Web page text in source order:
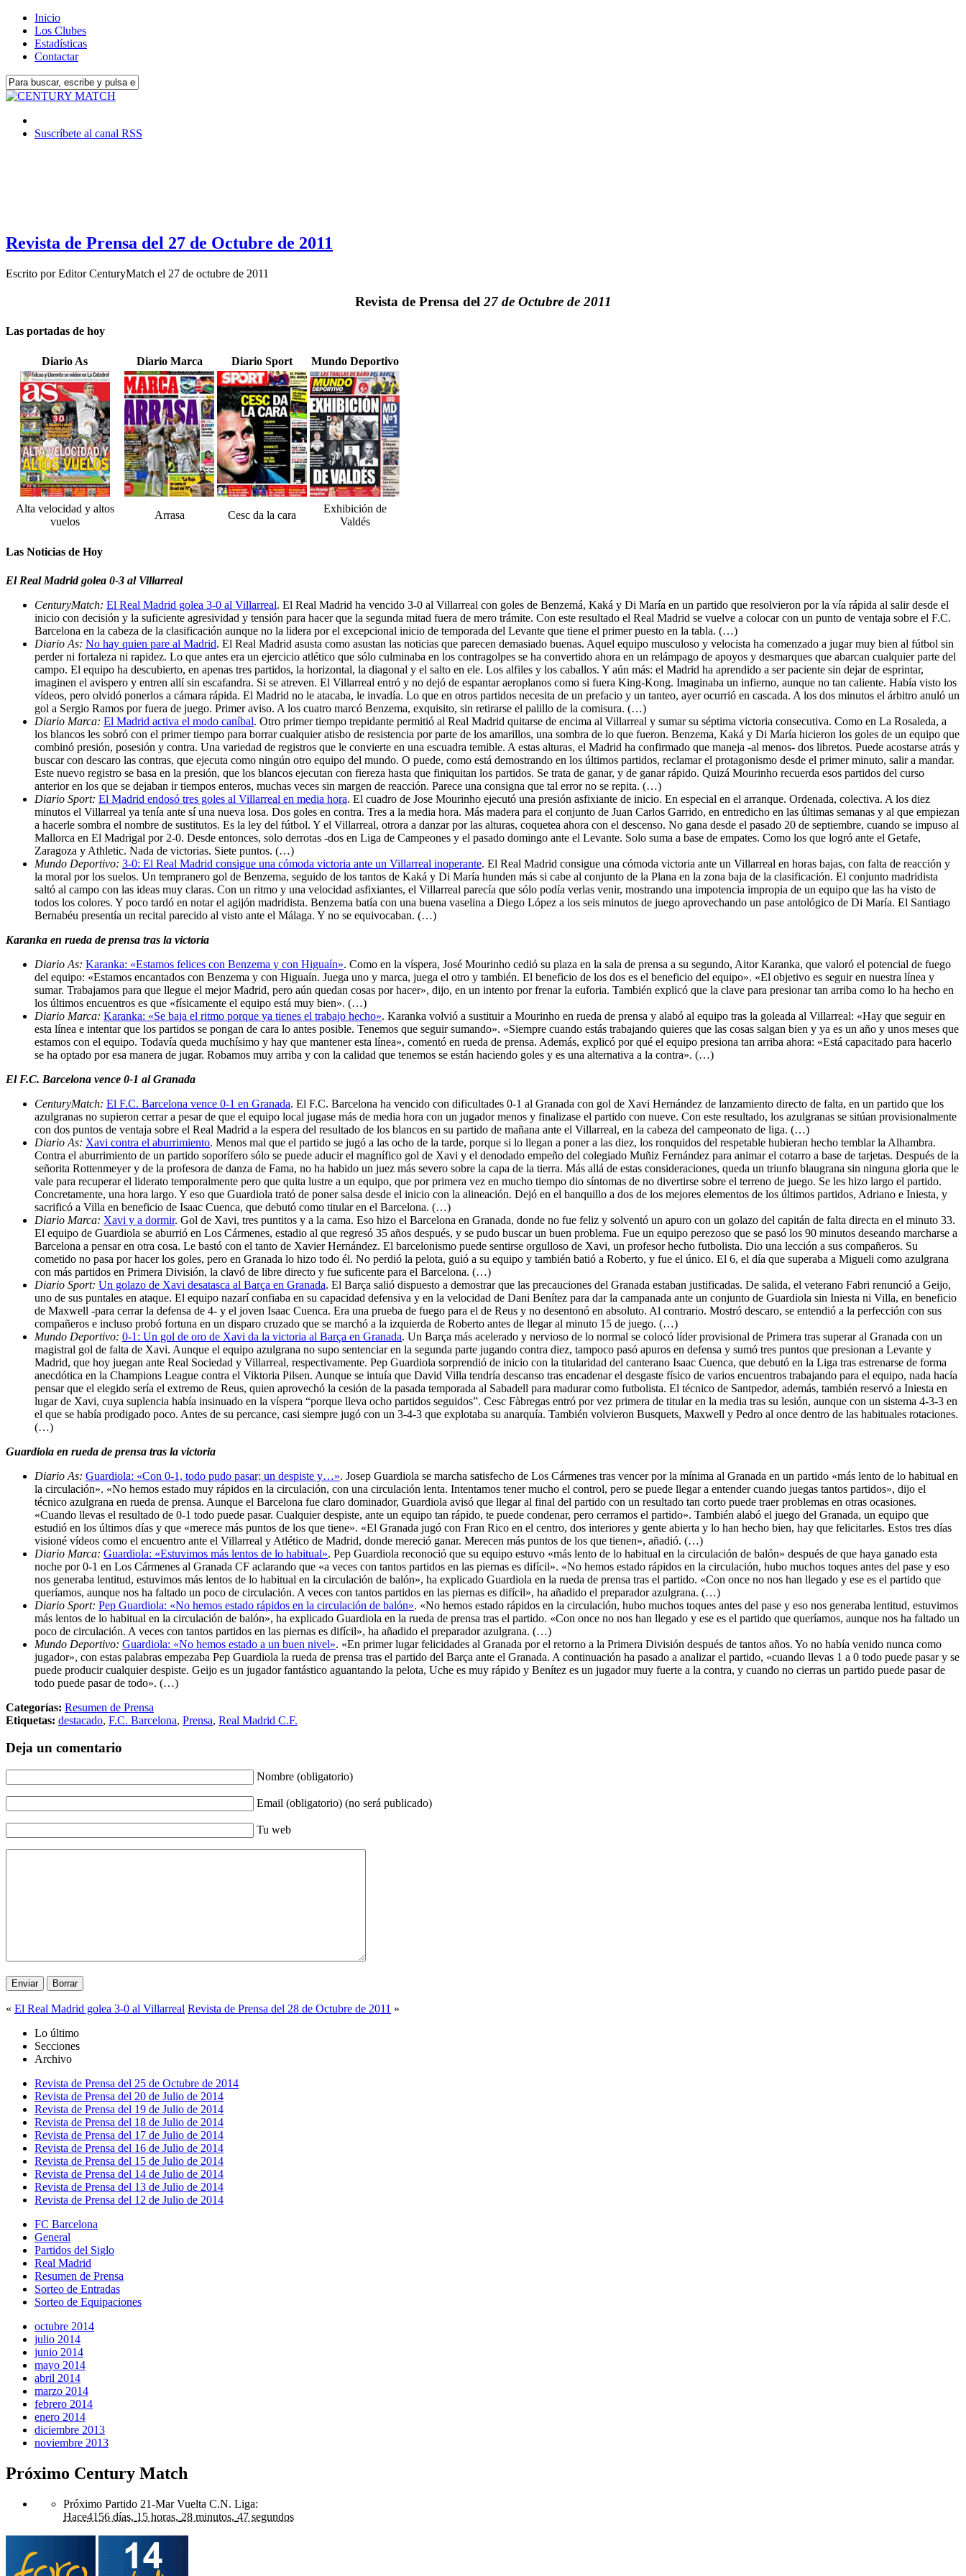
Inicio
Los Clubes
Estadísticas
Contactar
Suscríbete al canal RSS
Revista de Prensa del 27 de Octubre de 2011
Escrito porEditor CenturyMatch el 27 de octubre de 2011
Revista de Prensa del 27 de Octubre de 2011
Las portadas de hoy
Diario As Diario Marca Diario Sport Mundo Deportivo
Alta velocidad y altos
vuelos
Arrasa Cesc da la cara
Exhibición de
Valdés
Las Noticias de Hoy
El Real Madrid golea 0-3 al Villarreal
CenturyMatch: El Real Madrid golea 3-0 al Villarreal. El Real Madrid ha vencido 3-0 al Villarreal con goles de Benzemá, Kaká y Di María en un partido que resolvieron por la vía rápida al salir desde el
inicio con decisión y la suficiente agresividad y tensión para hacer que la segunda mitad fuera de mero trámite. Con este resultado el Real Madrid se vuelve a colocar con un punto de ventaja sobre el F.C.
Barcelona en la cabeza de la clasificación aunque no la lidera por el excepcional inicio de temporada del Levante que tiene el primer puesto en la tabla. (…)
Diario As: No hay quien pare al Madrid. El Real Madrid asusta como asustan las noticias que parecen demasiado buenas. Aquel equipo musculoso y velocista ha comenzado a jugar muy bien al fútbol sin
perder ni fortaleza ni rapidez. Lo que antes era un ejercicio atlético que sólo culminaba en los contragolpes se ha convertido ahora en un relámpago de apoyos y desmarques que abarcan cualquier parte del
campo. El equipo ha descubierto, en apenas tres partidos, la horizontal, la diagonal y el salto en ele. Los alfiles y los caballos. Y aún más: el Madrid ha aprendido a ser paciente sin dejar de esprintar,
imaginen el avispero y entren allí sin escafandra. Si se atreven. El Villarreal entró y no dejó de espantar aeroplanos como si fuera King-Kong. Imaginaba un infierno, aunque no tan caliente. Había visto los
vídeos, pero olvidó ponerlos a cámara rápida. El Madrid no le atacaba, le invadía. Lo que en otros partidos necesita de un prefacio y un tanteo, ayer ocurrió en cascada. A los dos minutos el árbitro anuló un
gol a Sergio Ramos por fuera de juego. Primer aviso. A los cuatro marcó Benzema, exquisito, sin retirarse el palillo de la comisura. (…)
Diario Marca: El Madrid activa el modo caníbal. Otro primer tiempo trepidante permitió al Real Madrid quitarse de encima al Villarreal y sumar su séptima victoria consecutiva. Como en La Rosaleda, a
los blancos les sobró con el primer tiempo para borrar cualquier atisbo de resistencia por parte de los amarillos, una sombra de lo que fueron. Benzema, Kaká y Di María hicieron los goles de un equipo que
combinó presión, posesión y contra. Una variedad de registros que le convierte en una escuadra temible. A estas alturas, el Madrid ha confirmado que maneja -al menos- dos libretos. Puede acostarse atrás y
buscar con descaro las contras, que ejecuta como ningún otro equipo del mundo. O puede, como está demostrando en los últimos partidos, reclamar el protagonismo desde el primer minuto, salir a mandar.
Este nuevo registro se basa en la presión, que los blancos ejecutan con fiereza hasta que finiquitan los partidos. Se trata de ganar, y de ganar rápido. Quizá Mourinho recuerda esos partidos del curso
anterior en los que se dejaban ir tiempos enteros, muchas veces sin margen de reacción. Parece una consigna que tal error no se repita. (…)
Diario Sport: El Madrid endosó tres goles al Villarreal en media hora. El cuadro de Jose Mourinho ejecutó una presión asfixiante de inicio. En especial en el arranque. Ordenada, colectiva. A los diez
minutos el Villarreal ya tenía ante sí una nueva losa. Dos goles en contra. Tres a la media hora. Más madera para el conjunto de Juan Carlos Garrido, en entredicho en las últimas semanas y al que empiezan
a hacerle sombra el nombre de sustitutos. Es la ley del fútbol. Y el Villarreal, otrora a danzar por las alturas, coquetea ahora con el descenso. No gana desde el pasado 20 de septiembre, cuando se impuso al
Mallorca en El Madrigal por 2-0. Desde entonces, solo derrotas -dos en Liga de Campeones y el pasado domingo ante el Levante. Solo suma a base de empates. Como los que logró ante el Getafe,
Zaragoza y Athletic. Nada de victorias. Siete puntos. (…)
Mundo Deportivo: 3-0: El Real Madrid consigue una cómoda victoria ante un Villarreal inoperante. El Real Madrid consigue una cómoda victoria ante un Villarreal en horas bajas, con falta de reacción y
la moral por los suelos. Un tempranero gol de Benzema, seguido de los tantos de Kaká y Di María hunden más si cabe al conjunto de la Plana en la zona baja de la clasificación. El conjunto madridista
saltó al campo con las ideas muy claras. Con un ritmo y una velocidad asfixiantes, el Villarreal parecía que sólo podía verlas venir, mostrando una impotencia impropia de un equipo que las ha visto de
todos los colores. Y poco tardó en notar el agijón madridista. Benzema batía con una buena vaselina a Diego López a los seis minutos de juego aprovechando un pase antológico de Di María. El Santiago
Bernabéu presentía un recital parecido al visto ante el Málaga. Y no se equivocaban. (…)
Karanka en rueda de prensa tras la victoria
Diario As: Karanka: «Estamos felices con Benzema y con Higuaín». Como en la víspera, José Mourinho cedió su plaza en la sala de prensa a su segundo, Aitor Karanka, que valoró el potencial de fuego
del equipo: «Estamos encantados con Benzema y con Higuaín. Juega uno y marca, juega el otro y también. El beneficio de los dos es el beneficio del equipo». «El objetivo es seguir en nuestra línea y
sumar. Trabajamos para que llegue el mejor Madrid, pero aún quedan cosas por hacer», dijo, en un intento por frenar la euforia. También explicó que la clave para presionar tan arriba como lo ha hecho en
los últimos encuentros es que «físicamente el equipo está muy bien». (…)
Diario Marca: Karanka: «Se baja el ritmo porque ya tienes el trabajo hecho». Karanka volvió a sustituir a Mourinho en rueda de prensa y alabó al equipo tras la goleada al Villarreal: «Hay que seguir en
esta línea e intentar que los partidos se pongan de cara lo antes posible. Tenemos que seguir sumando». «Siempre cuando estás trabajando quieres que las cosas salgan bien y ya es un año y unos meses que
estamos con el equipo. Todavía queda muchísimo y hay que mantener esta línea», comentó en rueda de prensa. Además, explicó por qué el equipo presiona tan arriba ahora: «Está capacitado para hacerlo
se ha optado por esa manera de jugar. Robamos muy arriba y con la calidad que tenemos se están haciendo goles y es una alternativa a la contra». (…)
El F.C. Barcelona vence 0-1 al Granada
CenturyMatch: El F.C. Barcelona vence 0-1 en Granada. El F.C. Barcelona ha vencido con dificultades 0-1 al Granada con gol de Xavi Hernández de lanzamiento directo de falta, en un partido que los
azulgranas no supieron cerrar a pesar de que el equipo local jugase más de media hora con un jugador menos y finalizase el partido con nueve. Con este resultado, los azulgranas se sitúan provisionalmente
con dos puntos de ventaja sobre el Real Madrid a la espera del resultado de los blancos en su partido de mañana ante el Villarreal, en la cabeza del campeonato de liga. (…)
Diario As: Xavi contra el aburrimiento. Menos mal que el partido se jugó a las ocho de la tarde, porque si lo llegan a poner a las diez, los ronquidos del respetable hubieran hecho temblar la Alhambra.
Contra el aburrimiento de un partido soporífero sólo se puede aducir el magnífico gol de Xavi y el denodado empeño del colegiado Muñiz Fernández para animar el cotarro a base de tarjetas. Después de la
señorita Rottenmeyer y de la profesora de danza de Fama, no ha habido un juez más severo sobre la capa de la tierra. Más allá de estas consideraciones, queda un triunfo blaugrana sin ninguna gloria que le
vale para recuperar el liderato temporalmente pero que quita lustre a un equipo, que por primera vez en mucho tiempo dio síntomas de no divertirse sobre el terreno de juego. Se les hizo largo el partido.
Concretamente, una hora largo. Y eso que Guardiola trató de poner salsa desde el inicio con la alineación. Dejó en el banquillo a dos de los mejores elementos de los últimos partidos, Adriano e Iniesta, y
sacrificó a Villa en beneficio de Isaac Cuenca, que debutó como titular en el Barcelona. (…)
Diario Marca: Xavi y a dormir. Gol de Xavi, tres puntitos y a la cama. Eso hizo el Barcelona en Granada, donde no fue feliz y solventó un apuro con un golazo del capitán de falta directa en el minuto 33.
El equipo de Guardiola se aburrió en Los Cármenes, estadio al que regresó 35 años después, y se pudo buscar un buen problema. Fue un equipo perezoso que se pasó los 90 minutos deseando marcharse a
Barcelona a pensar en otra cosa. Le bastó con el tanto de Xavier Hernández. El barcelonismo puede sentirse orgulloso de Xavi, un profesor hecho futbolista. Dio una lección a sus compañeros. Su
cometido no pasa por hacer los goles, pero en Granada lo hizo todo él. No perdió la pelota, guió a su equipo y también batió a Roberto, y fue el único. El 6, el día que superaba a Migueli como azulgrana
con más partidos en Primera División, la clavó de libre directo y fue suficente para el Barcelona. (…)
Diario Sport: Un golazo de Xavi desatasca al Barça en Granada. El Barça salió dispuesto a demostrar que las precauciones del Granada estaban justificadas. De salida, el veterano Fabri renunció a Geijo,
uno de sus puntales en ataque. El equipo nazarí confiaba en su capacidad defensiva y en la velocidad de Dani Benítez para dar la campanada ante un conjunto de Guardiola sin Iniesta ni Villa, en beneficio
de Maxwell -para cerrar la defensa de 4- y el joven Isaac Cuenca. Era una prueba de fuego para el de Reus y no desentonó en absoluto. Al contrario. Mostró descaro, se entendió a la perfección con sus
compañeros e incluso probó fortuna en un disparo cruzado que se marchó a la izquierda de Roberto antes de llegar al minuto 15 de juego. (…)
Mundo Deportivo: 0-1: Un gol de oro de Xavi da la victoria al Barça en Granada. Un Barça más acelerado y nervioso de lo normal se colocó líder provisional de Primera tras superar al Granada con un
magistral gol de falta de Xavi. Aunque el equipo azulgrana no supo sentenciar en la segunda parte jugando contra diez, tampoco pasó apuros en defensa y sumó tres puntos que presionan a Levante y
Madrid, que hoy juegan ante Real Sociedad y Villarreal, respectivamente. Pep Guardiola sorprendió de inicio con la titularidad del canterano Isaac Cuenca, que debutó en la Liga tras estrenarse de forma
anecdótica en la Champions League contra el Viktoria Pilsen. Aunque se intuía que David Villa tendría descanso tras encadenar el desgaste físico de varios encuentros trabajando para el equipo, nada hacía
pensar que el elegido sería el extremo de Reus, quien aprovechó la cesión de la pasada temporada al Sabadell para madurar como futbolista. El técnico de Santpedor, además, también reservó a Iniesta en
lugar de Xavi, cuya suplencia había insinuado en la víspera “porque lleva ocho partidos seguidos”. Cesc Fàbregas entró por vez primera de titular en la media tras su lesión, aunque con un sistema 4-3-3 en
el que se había prodigado poco. Antes de su percance, casi siempre jugó con un 3-4-3 que explotaba su anarquía. También volvieron Busquets, Maxwell y Pedro al once dentro de las habituales rotaciones.
(…)
Guardiola en rueda de prensa tras la victoria
Diario As: Guardiola: «Con 0-1, todo pudo pasar; un despiste y…». Josep Guardiola se marcha satisfecho de Los Cármenes tras vencer por la mínima al Granada en un partido «más lento de lo habitual en
la circulación». «No hemos estado muy rápidos en la circulación, con una circulación lenta. Intentamos tener mucho el control, pero se puede llegar a entender cuando juegas tantos partidos», dijo el
técnico azulgrana en rueda de prensa. Aunque el Barcelona fue claro dominador, Guardiola avisó que llegar al final del partido con un resultado tan corto puede traer problemas en otras ocasiones.
«Cuando llevas el resultado de 0-1 todo puede pasar. Cualquier despiste, ante un equipo tan rápido, te puede condenar, pero cerramos el partido». También alabó el juego del Granada, un equipo que
estudió en los últimos días y que «merece más puntos de los que tiene». «El Granada jugó con Fran Rico en el centro, dos interiores y gente abierta y lo han hecho bien, hay que felicitarles. Estos tres días
visioné vídeos como el encuentro ante el Villarreal y Atlético de Madrid, donde mereció ganar. Merecen más puntos de los que tienen», añadió. (…)
Diario Marca: Guardiola: «Estuvimos más lentos de lo habitual». Pep Guardiola reconoció que su equipo estuvo «más lento de lo habitual en la circulación de balón» después de que haya ganado esta
noche por 0-1 en Los Cármenes al Granada CF aclarando que «a veces con tantos partidos en las piernas es difícil». «No hemos estado rápidos en la circulación, hubo muchos toques antes del pase y eso
nos generaba lentitud, estuvimos más lentos de lo habitual en la circulación de balón», ha explicado Guardiola en la rueda de prensa tras el partido. «Con once no nos han llegado y ese es el partido que
queríamos, aunque nos ha faltado un poco de circulación. A veces con tantos partidos en las piernas es difícil», ha añadido el preparador azulgrana. (…)
Diario Sport: Pep Guardiola: «No hemos estado rápidos en la circulación de balón». «No hemos estado rápidos en la circulación, hubo muchos toques antes del pase y eso nos generaba lentitud, estuvimos
más lentos de lo habitual en la circulación de balón», ha explicado Guardiola en la rueda de prensa tras el partido. «Con once no nos han llegado y ese es el partido que queríamos, aunque nos ha faltado un
poco de circulación. A veces con tantos partidos en las piernas es difícil», ha añadido el preparador azulgrana. (…)
Mundo Deportivo: Guardiola: «No hemos estado a un buen nivel». «En primer lugar felicidades al Granada por el retorno a la Primera División después de tantos años. Yo no había venido nunca como
jugador», con estas palabras empezaba Pep Guardiola la rueda de prensa tras el partido del Barça ante el Granada. A continuación ha pasado a analizar el partido, «cuando llevas 1 a 0 todo puede pasar y se
puede producir cualquier despiste. Geijo es un jugador fantástico aguantando la pelota, Uche es muy rápido y Benítez es un jugador muy fuerte a la contra, y cuando no cierras un partido puede pasar de
todo puede pasar de todo». (…)
Categorías: Resumen de Prensa
Etiquetas: destacado, F.C. Barcelona, Prensa, Real Madrid C.F.
Deja un comentario
Nombre (obligatorio)
Email (obligatorio) (no será publicado)
Tu web
« El Real Madrid golea 3-0 al Villarreal Revista de Prensa del 28 de Octubre de 2011 »
Lo último
Secciones
Archivo
Revista de Prensa del 25 de Octubre de 2014
Revista de Prensa del 20 de Julio de 2014
Revista de Prensa del 19 de Julio de 2014
Revista de Prensa del 18 de Julio de 2014
Revista de Prensa del 17 de Julio de 2014
Revista de Prensa del 16 de Julio de 2014
Revista de Prensa del 15 de Julio de 2014
Revista de Prensa del 14 de Julio de 2014
Revista de Prensa del 13 de Julio de 2014
Revista de Prensa del 12 de Julio de 2014
FC Barcelona
General
Partidos del Siglo
Real Madrid
Resumen de Prensa
Sorteo de Entradas
Sorteo de Equipaciones
octubre 2014
julio 2014
junio 2014
mayo 2014
abril 2014
marzo 2014
febrero 2014
enero 2014
diciembre 2013
noviembre 2013
Próximo Century Match
Próximo Partido 21-Mar Vuelta C.N. Liga:
Hace4156 días, 15 horas, 28 minutos, 47 segundos